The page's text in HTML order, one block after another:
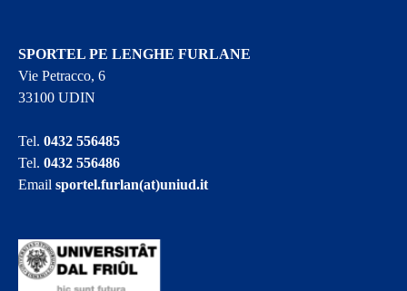
SPORTEL PE LENGHE FURLANE
Vie Petracco, 6
33100 UDIN
Tel.0432 556485
Tel.0432 556486
Emailsportel.furlan(at)uniud.it